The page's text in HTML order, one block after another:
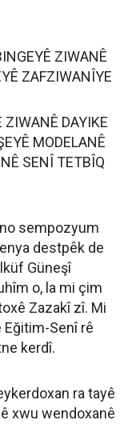
ZIWANÊ
ZAFZIWANÎYE
DAYIKE
MODELANÊ
SENÎ TETBÎQ
sempozyum
destpêk de
Güneşî
o, la mi çim
Zazakî zî. Mi
Senî rê
kerdî.
ra tayê
xwu wendoxanê